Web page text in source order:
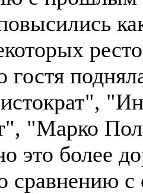
гостя
"Марко
это более
сравнению